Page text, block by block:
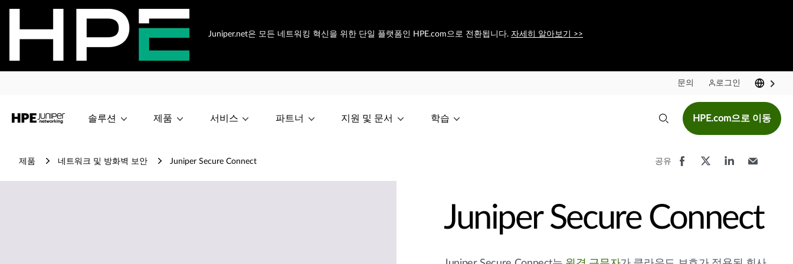
Juniper.net은 모든 네트워킹 혁신을 위한 단일 플랫폼인 HPE.com으로 전환됩니다. 자세히 알아보기 >>
문의 로그인
솔루션 제품 서비스 파트너 지원 및 문서 학습 HPE.com으로 이동
제품 네트워크 및 방화벽 보안 Juniper Secure Connect 공유
Juniper Secure Connect